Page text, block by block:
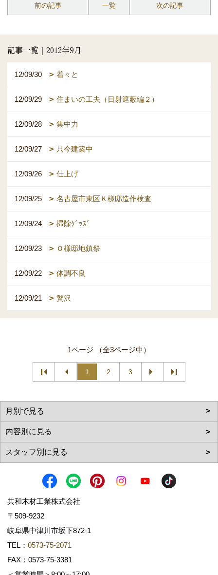
前の記事 一覧 次の記事
記事一覧｜2012年9月
12/09/30 着々と
12/09/29 住まいの工夫（日射遮蔽編２）
12/09/28 集中力
12/09/27 只今建築中
12/09/26 仕上げ
12/09/25 名古屋市東区Ｋ様邸造作検査
12/09/24 掃除ｸﾞｯｽﾞ
12/09/23 Ｏ様邸地鎮祭
12/09/22 体調不良
12/09/21 贅沢
1ページ （全3ページ中）
1 2 3
共和木材工業株式会社
〒509-9232
岐阜県中津川市坂下872‐1
TEL： 0573-75-2071
FAX：0573-75-3381